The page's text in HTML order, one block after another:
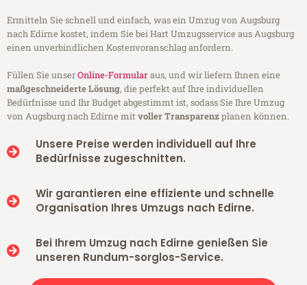
Ermitteln Sie schnell und einfach, was ein Umzug von Augsburg
nach Edirne kostet, indem Sie bei Hart Umzugsservice aus Augsburg
einen unverbindlichen Kostenvoranschlag anfordern.
Füllen Sie unserOnline-Formularaus, und wir liefern Ihnen eine
maßgeschneiderte Lösung, die perfekt auf Ihre individuellen
Bedürfnisse und Ihr Budget abgestimmt ist, sodass Sie Ihre Umzug
von Augsburg nach Edirne mitvoller Transparenzplanen können.
Unsere Preise werden individuell auf Ihre
Bedürfnisse zugeschnitten.
Wir garantieren eine effiziente und schnelle
Organisation Ihres Umzugs nach Edirne.
Bei Ihrem Umzug nach Edirne genießen Sie
unseren Rundum-sorglos-Service.